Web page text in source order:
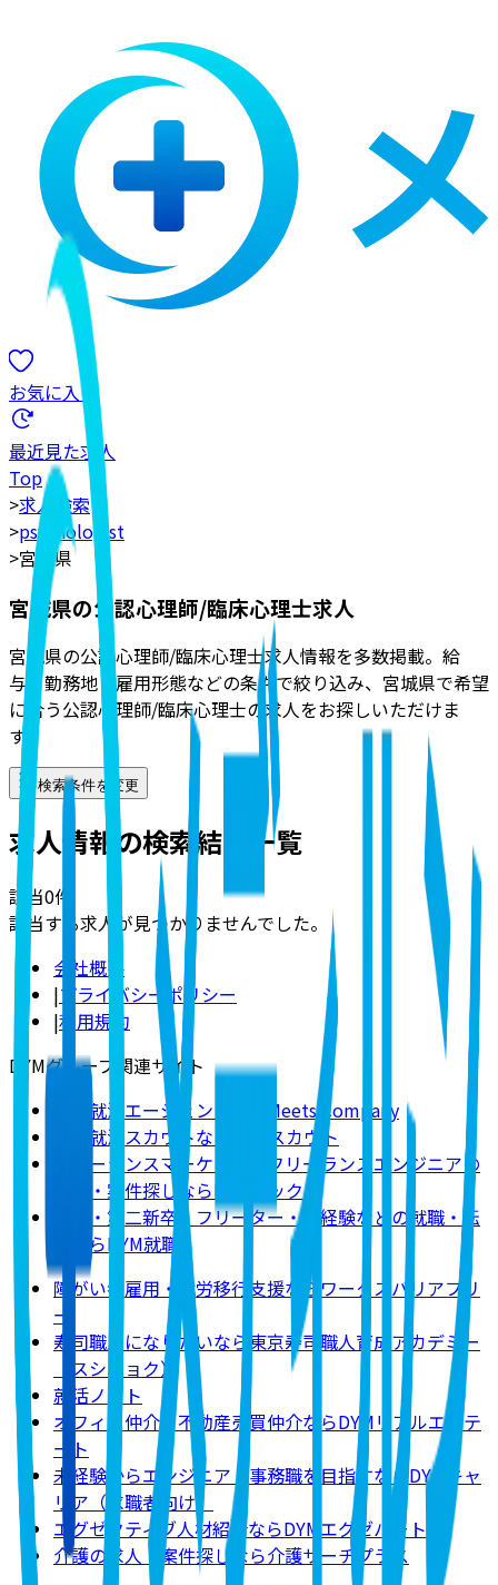
お気に入り
最近見た求人
Top
>求人検索
>psychologist
>宮城県
宮城県の公認心理師/臨床心理士求人
宮城県の公認心理師/臨床心理士求人情報を多数掲載。給
与・勤務地・雇用形態などの条件で絞り込み、宮城県で希望
に合う公認心理師/臨床心理士の求人をお探しいただけま
す。
検索条件を変更
求人情報の検索結果一覧
該当0件
該当する求人が見つかりませんでした。
会社概要
|プライバシーポリシー
|利用規約
DYMグループ関連サイト
新卒就活エージェントならMeets Company
新卒就活スカウトならDYMスカウト
フリーランスマーケター・フリーランスエンジニアの
求人・案件探しならDYMテック
既卒・第二新卒・フリーター・未経験などの就職・転
職ならDYM就職
障がい者雇用・就労移行支援ならワークスバリアフリ
ー
寿司職人になりたいなら東京寿司職人育成アカデミー
（スシショク）
就活ノート
オフィス仲介・不動産売買仲介ならDYMリアルエステ
ート
未経験からエンジニア・事務職を目指すならDYMキャ
リア（求職者向け）
エグゼクティブ人材紹介ならDYMエグゼパート
介護の求人・案件探しなら介護サーチプラス